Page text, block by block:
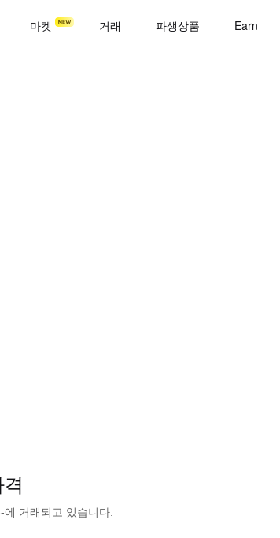
마켓 거래 파생상품 Earn
거래되고 있습니다.